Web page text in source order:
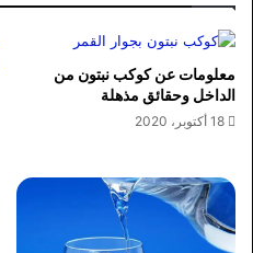
معلومات عن كوكب نبتون من
الداخل وحقائق مذهلة
18 أكتوبر، 2020